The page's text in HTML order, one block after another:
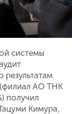
системы
результатам
АО ТНК
получил
Кимура,